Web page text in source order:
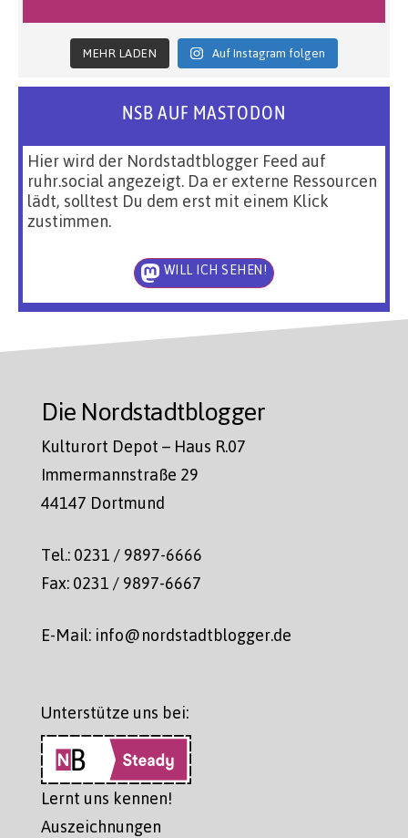
MEHR LADEN Auf Instagram folgen
NSB AUF MASTODON
Hier wird der Nordstadtblogger Feed auf
ruhr.social angezeigt. Da er externe Ressourcen
lädt, solltest Du dem erst mit einem Klick
zustimmen.
WILL ICH SEHEN!
Die Nordstadtblogger
Kulturort Depot – Haus R.07
Immermannstraße 29
44147 Dortmund
Tel.: 0231 / 9897-6666
Fax: 0231 / 9897-6667
E-Mail: info@nordstadtblogger.de
Unterstütze uns bei:
Lernt uns kennen!
Auszeichnungen